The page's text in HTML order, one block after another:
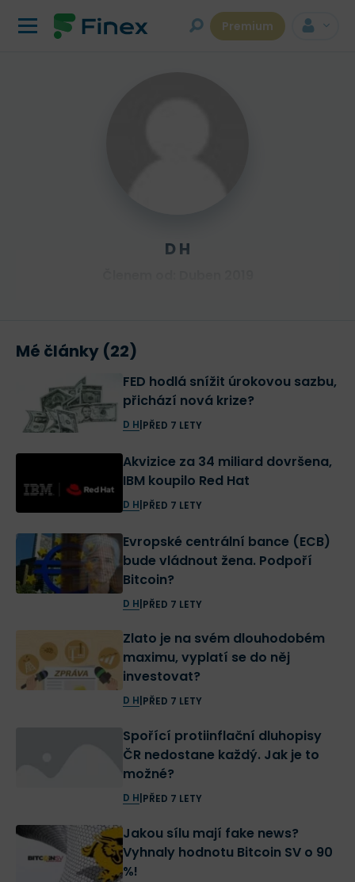
Premium
D H
Mé články (22)
FED hodlá snížit úrokovou sazbu,
přichází nová krize?
D H PŘED 7 LETY
Akvizice za 34 miliard dovršena,
IBM koupilo Red Hat
D H PŘED 7 LETY
Evropské centrální bance (ECB)
bude vládnout žena. Podpoří
Bitcoin?
D H PŘED 7 LETY
Zlato je na svém dlouhodobém
maximu, vyplatí se do něj
investovat?
D H PŘED 7 LETY
Spořící protiinflační dluhopisy
ČR nedostane každý. Jak je to
možné?
D H PŘED 7 LETY
Jakou sílu mají fake news?
Vyhnaly hodnotu Bitcoin SV o 90
%!